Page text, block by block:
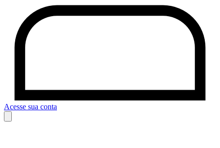
Acesse sua conta